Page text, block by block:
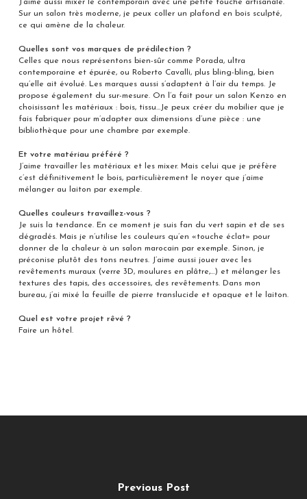
J’aime aussi mixer le contemporain avec une petite touche artisanale.
Sur un salon très moderne, je peux coller un plafond en bois sculpté,
ce qui amène de la chaleur.
Quelles sont vos marques de prédilection ?
Celles que nous représentons bien-sûr comme Porada, ultra
contemporaine et épurée, ou Roberto Cavalli, plus bling-bling, bien
qu’elle ait évolué. Les marques aussi s’adaptent à l’air du temps. Je
propose également du sur-mesure. On l’a fait pour un salon Kenzo en
choisissant les matériaux : bois, tissu…Je peux créer du mobilier que je
fais fabriquer pour m’adapter aux dimensions d’une pièce : une
bibliothèque pour une chambre par exemple.
Et votre matériau préféré ?
J’aime travailler les matériaux et les mixer. Mais celui que je préfère
c’est définitivement le bois, particulièrement le noyer que j’aime
mélanger au laiton par exemple.
Quelles couleurs travaillez-vous ?
Je suis la tendance. En ce moment je suis fan du vert sapin et de ses
dégradés. Mais je n’utilise les couleurs qu’en «touche éclat» pour
donner de la chaleur à un salon marocain par exemple. Sinon, je
préconise plutôt des tons neutres. J’aime aussi jouer avec les
revêtements muraux (verre 3D, moulures en plâtre,…) et mélanger les
textures des tapis, des accessoires, des revêtements. Dans mon
bureau, j’ai mixé la feuille de pierre translucide et opaque et le laiton.
Quel est votre projet rêvé ?
Faire un hôtel.
Previous Post